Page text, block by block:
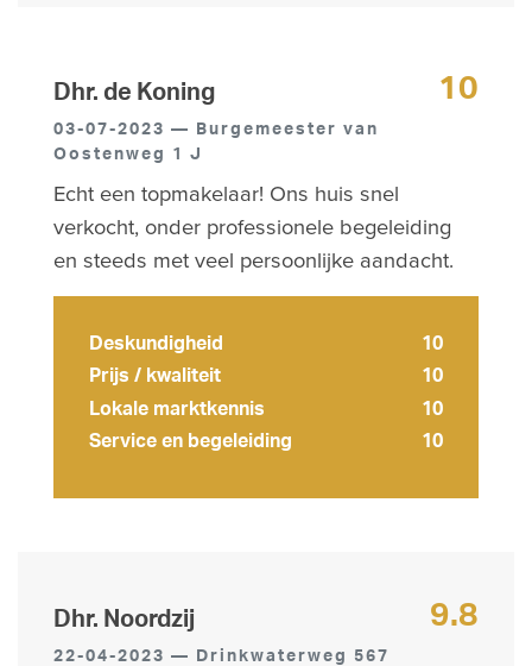
Dhr. de Koning 10
03-07-2023 — Burgemeester van
Oostenweg 1 J
Echt een topmakelaar! Ons huis snel
verkocht, onder professionele begeleiding
en steeds met veel persoonlijke aandacht.
Deskundigheid
10
Prijs / kwaliteit
10
Lokale marktkennis
10
Service en begeleiding
10
Dhr. Noordzij 9.8
22-04-2023 — Drinkwaterweg 567